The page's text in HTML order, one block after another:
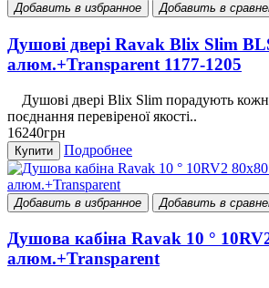
Добавить в избранное Добавить в
Душові двері Ravak Blix Slim
алюм.+Transparent 1177-1205
Душові двері Blix Slim порадують
поєднання перевіреної якості..
16240грн
Купити Подробнее
Добавить в избранное Добавить в
Душова кабіна Ravak 10 °
алюм.+Transparent